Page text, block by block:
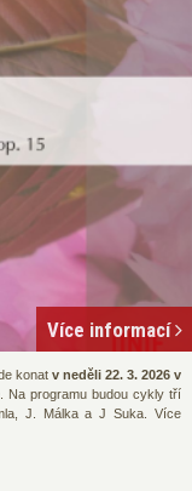
Více informací
konatv neděli 22. 3. 2026 v
Na programu budou cykly tří
J. Málka a J Suka. Více